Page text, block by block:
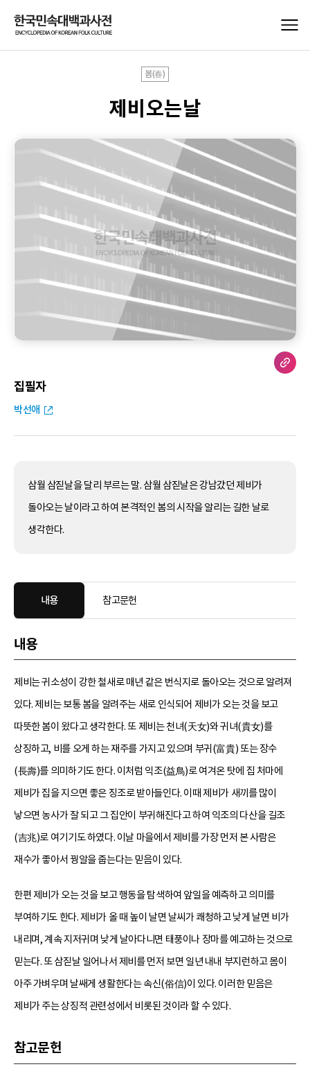
봄(春)
제비오는날
집필자
박선애
삼월 삼짇날을 달리 부르는 말. 삼월 삼짇날은 강남갔던 제비가
돌아오는 날이라고 하여 본격적인 봄의 시작을 알리는 길한 날로
생각한다.
내용 참고문헌
내용
제비는 귀소성이 강한 철새로 매년 같은 번식지로 돌아오는 것으로 알려져
있다. 제비는 보통 봄을 알려주는 새로 인식되어 제비가 오는 것을 보고
따뜻한 봄이 왔다고 생각한다. 또 제비는 천녀(天女)와 귀녀(貴女)를
상징하고, 비를 오게 하는 재주를 가지고 있으며 부귀(富貴) 또는 장수
(長壽)를 의미하기도 한다. 이처럼 익조(益鳥)로 여겨온 탓에 집 처마에
제비가 집을 지으면 좋은 징조로 받아들인다. 이때 제비가 새끼를 많이
낳으면 농사가 잘 되고 그 집안이 부귀해진다고 하여 익조의 다산을 길조
(吉兆)로 여기기도 하였다. 이날 마을에서 제비를 가장 먼저 본 사람은
재수가 좋아서 꿩알을 줍는다는 믿음이 있다.
한편 제비가 오는 것을 보고 행동을 탐색하여 앞일을 예측하고 의미를
부여하기도 한다. 제비가 올 때 높이 날면 날씨가 쾌청하고 낮게 날면 비가
내리며, 계속 지저귀며 낮게 날아다니면 태풍이나 장마를 예고하는 것으로
믿는다. 또 삼짇날 일어나서 제비를 먼저 보면 일년 내내 부지런하고 몸이
아주 가벼우며 날쌔게 생활한다는 속신(俗信)이 있다. 이러한 믿음은
제비가 주는 상징적 관련성에서 비롯된 것이라 할 수 있다.
참고문헌